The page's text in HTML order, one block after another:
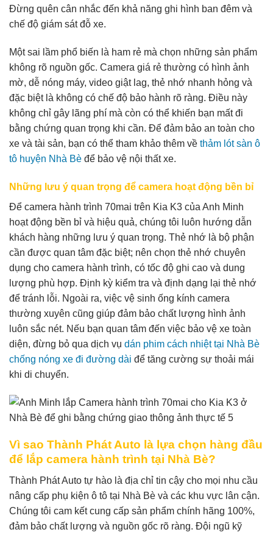
Đừng quên cân nhắc đến khả năng ghi hình ban đêm và
chế độ giám sát đỗ xe.
Một sai lầm phổ biến là ham rẻ mà chọn những sản phẩm
không rõ nguồn gốc. Camera giá rẻ thường có hình ảnh
mờ, dễ nóng máy, video giật lag, thẻ nhớ nhanh hỏng và
đặc biệt là không có chế độ bảo hành rõ ràng. Điều này
không chỉ gây lãng phí mà còn có thể khiến bạn mất đi
bằng chứng quan trọng khi cần. Để đảm bảo an toàn cho
xe và tài sản, bạn có thể tham khảo thêm về thảm lót sàn ô
tô huyện Nhà Bè để bảo vệ nội thất xe.
Những lưu ý quan trọng để camera hoạt động bền bỉ
Để camera hành trình 70mai trên Kia K3 của Anh Minh
hoạt động bền bỉ và hiệu quả, chúng tôi luôn hướng dẫn
khách hàng những lưu ý quan trọng. Thẻ nhớ là bộ phận
cần được quan tâm đặc biệt; nên chọn thẻ nhớ chuyên
dụng cho camera hành trình, có tốc độ ghi cao và dung
lượng phù hợp. Định kỳ kiểm tra và định dạng lại thẻ nhớ
để tránh lỗi. Ngoài ra, việc vệ sinh ống kính camera
thường xuyên cũng giúp đảm bảo chất lượng hình ảnh
luôn sắc nét. Nếu bạn quan tâm đến việc bảo vệ xe toàn
diện, đừng bỏ qua dịch vụ dán phim cách nhiệt tại Nhà Bè
chống nóng xe đi đường dài để tăng cường sự thoải mái
khi di chuyển.
Vì sao Thành Phát Auto là lựa chọn hàng đầu
để lắp camera hành trình tại Nhà Bè?
Thành Phát Auto tự hào là địa chỉ tin cậy cho mọi nhu cầu
nâng cấp phụ kiện ô tô tại Nhà Bè và các khu vực lân cận.
Chúng tôi cam kết cung cấp sản phẩm chính hãng 100%,
đảm bảo chất lượng và nguồn gốc rõ ràng. Đội ngũ kỹ